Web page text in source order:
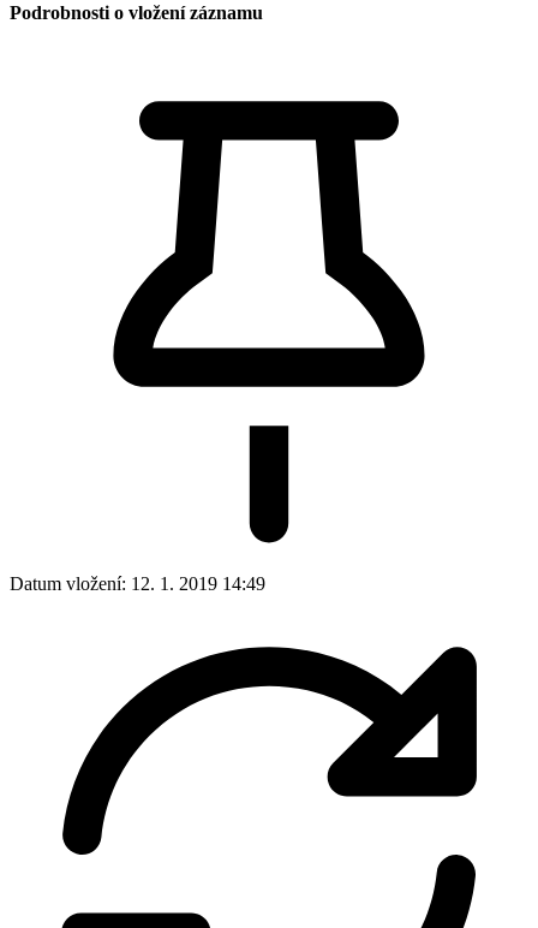
Podrobnosti o vložení záznamu
Datum vložení: 12. 1. 2019 14:49